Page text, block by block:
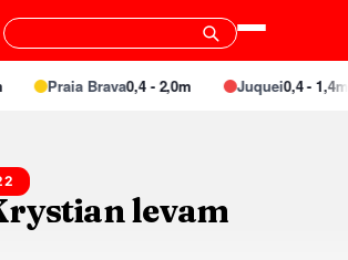
Praia Brava0,4 - 2,0m Juquei0,4 - 1,4m
levam